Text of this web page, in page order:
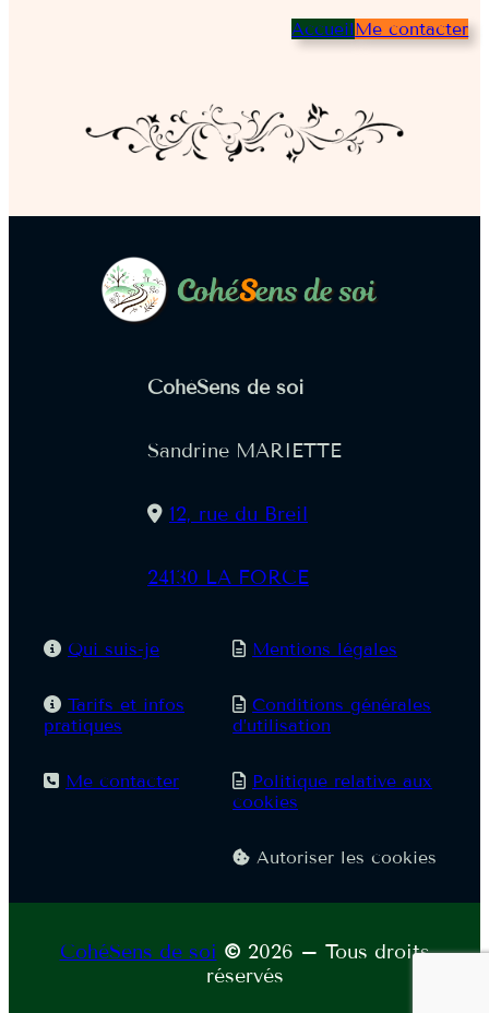
AccueilMe contacter
CohéSens de soi
Sandrine MARIETTE
12, rue du Breil
24130 LA FORCE
Qui suis-je
Tarifs et infos
pratiques
Me contacter
Mentions légales
Conditions générales
d’utilisation
Politique relative aux
cookies
Autoriser les cookies
CohéSens de soi © 2026 – Tous droits
réservés